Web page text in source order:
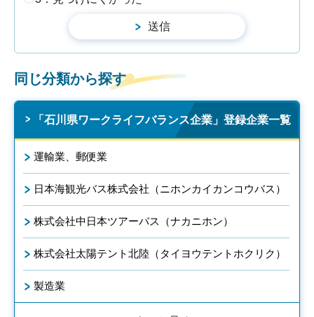
同じ分類から探す
「石川県ワークライフバランス企業」登録企業一覧
運輸業、郵便業
日本海観光バス株式会社（ニホンカイカンコウバス）
株式会社中日本ツアーバス（ナカニホン）
株式会社太陽テント北陸（タイヨウテントホクリク）
製造業